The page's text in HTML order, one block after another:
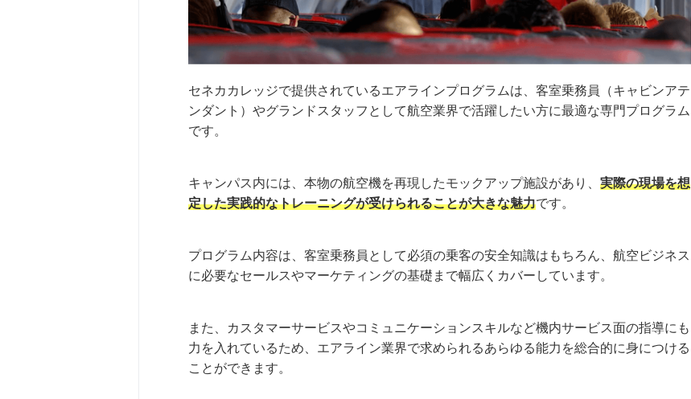
セネカカレッジで提供されているエアラインプログラムは、客室乗務員（キャビンアテ
ンダント）やグランドスタッフとして航空業界で活躍したい方に最適な専門プログラム
です。
キャンパス内には、本物の航空機を再現したモックアップ施設があり、 実際の現場を想
定した実践的なトレーニングが受けられることが大きな魅力です。
プログラム内容は、客室乗務員として必須の乗客の安全知識はもちろん、航空ビジネス
に必要なセールスやマーケティングの基礎まで幅広くカバーしています。
また、カスタマーサービスやコミュニケーションスキルなど機内サービス面の指導にも
力を入れているため、エアライン業界で求められるあらゆる能力を総合的に身につける
ことができます。